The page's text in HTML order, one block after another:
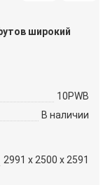
широкий
10PWB
В наличии
2991 x 2500 x 2591